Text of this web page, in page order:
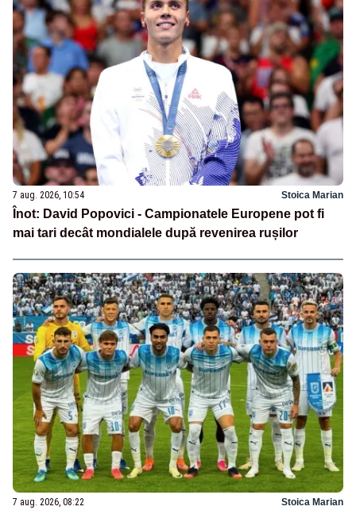
7 aug. 2026, 10:54 Stoica Marian
Înot: David Popovici - Campionatele Europene pot fi
mai tari decât mondialele după revenirea rușilor
7 aug. 2026, 08:22 Stoica Marian